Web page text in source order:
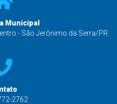
Municipal
- São Jerônimo da Serra/PR
2762